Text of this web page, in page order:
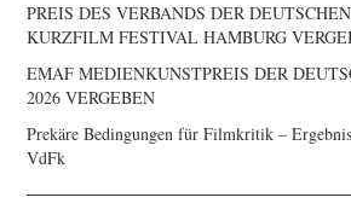
PREIS DES VERBANDS DER
KURZFILM FESTIVAL HAMBURG
EMAF MEDIENKUNSTPREIS DER
2026 VERGEBEN
Prekäre Bedingungen für Filmkritik –
VdFk